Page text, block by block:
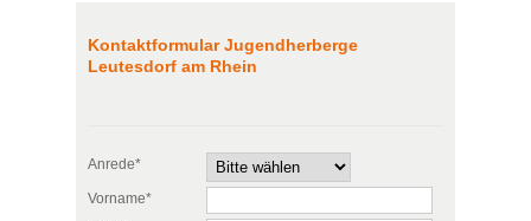
Kontaktformular Jugendherberge
Leutesdorf am Rhein
Anrede*
Vorname*